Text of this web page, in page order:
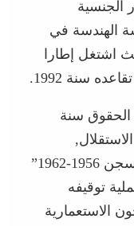
سنة 1962, اختار الجنسية
الهندسة في
اشتغل إطارا
سنة 1992.
سنة
مذكرات المرحوم بعنوان “ذاكرة السجن 1956-1962”
توقيفه
الاستعمارية